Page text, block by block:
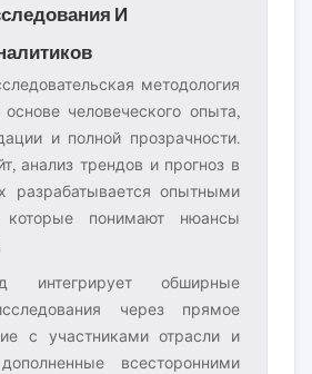
И
методология
человеческого опыта,
и полной прозрачности.
анализ трендов и прогноз в
разрабатывается опытными
которые понимают нюансы
интегрирует обширные
через прямое
с участниками отрасли и
всесторонними